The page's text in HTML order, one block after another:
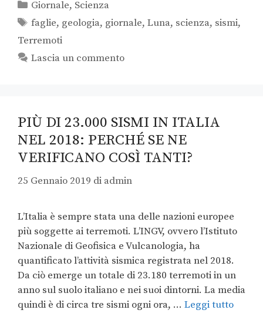
Giornale, Scienza
faglie, geologia, giornale,Luna, scienza, sismi,
Terremoti
Lascia un commento
PIÙ DI 23.000 SISMI IN ITALIA
NEL 2018: PERCHÉ SE NE
VERIFICANO COSÌ TANTI?
25 Gennaio 2019 di admin
L’Italia è sempre stata una delle nazioni europee
più soggette ai terremoti. L’INGV, ovvero l’Istituto
Nazionale di Geofisica e Vulcanologia, ha
quantificato l’attività sismica registrata nel 2018.
Da ciò emerge un totale di 23.180 terremoti in un
anno sul suolo italiano e nei suoi dintorni. La media
quindi è di circa tre sismi ogni ora, … Leggi tutto